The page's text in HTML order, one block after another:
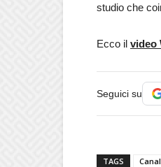
studio che
Ecco il video
Seguici su
TAGS